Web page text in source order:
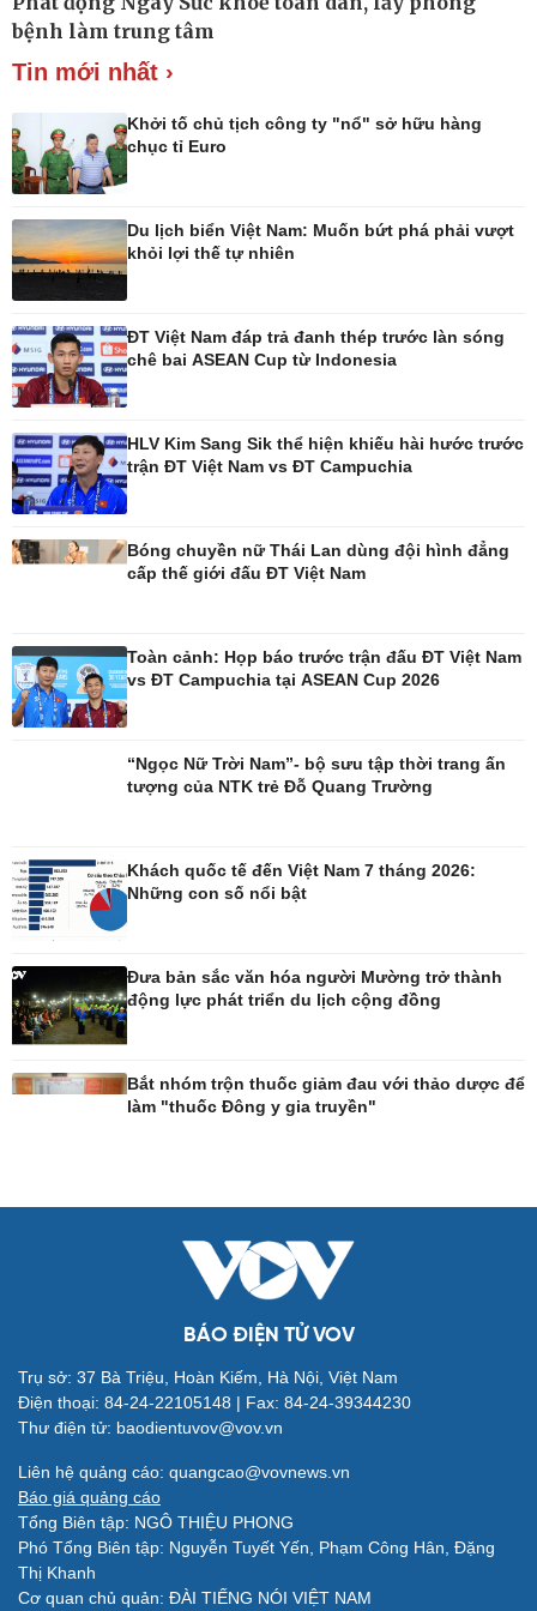
Xe máy
Tư vấn
Công nghệ
Sành điệu
Tin Công nghệ
Trải nghiệm
Chuyển đổi số
Sản phụ khoa
Phòng mạch online
Ăn sạch sống khỏe
Đời sống
Nhà đẹp
Tình yêu - Gia đình
Văn hóa
Sân khấu - Điện ảnh
Di sản
Du lịch
Săn Tour
bệnh làm trung tâm
Tin mới nhất ›
Khởi tố chủ tịch công ty "nổ" sở hữu hàng
chục tỉ Euro
Du lịch biển Việt Nam: Muốn bứt phá phải vượt
khỏi lợi thế tự nhiên
ĐT Việt Nam đáp trả đanh thép trước làn sóng
chê bai ASEAN Cup từ Indonesia
HLV Kim Sang Sik thể hiện khiếu hài hước trước
trận ĐT Việt Nam vs ĐT Campuchia
Bóng chuyền nữ Thái Lan dùng đội hình đẳng
cấp thế giới đấu ĐT Việt Nam
Toàn cảnh: Họp báo trước trận đấu ĐT Việt Nam
vs ĐT Campuchia tại ASEAN Cup 2026
“Ngọc Nữ Trời Nam”- bộ sưu tập thời trang ấn
tượng của NTK trẻ Đỗ Quang Trường
Khách quốc tế đến Việt Nam 7 tháng 2026:
Những con số nổi bật
Đưa bản sắc văn hóa người Mường trở thành
động lực phát triển du lịch cộng đồng
Bắt nhóm trộn thuốc giảm đau với thảo dược để
làm "thuốc Đông y gia truyền"
BÁO ĐIỆN TỬ VOV
Trụ sở: 37 Bà Triệu, Hoàn Kiếm, Hà Nội, Việt Nam
Điện thoại: 84-24-22105148 | Fax: 84-24-39344230
Thư điện tử: baodientuvov@vov.vn
Liên hệ quảng cáo: quangcao@vovnews.vn
Báo giá quảng cáo
Tổng Biên tập: NGÔ THIỆU PHONG
Phó Tổng Biên tập: Nguyễn Tuyết Yến, Phạm Công Hân, Đặng
Thị Khanh
Cơ quan chủ quản: ĐÀI TIẾNG NÓI VIỆT NAM